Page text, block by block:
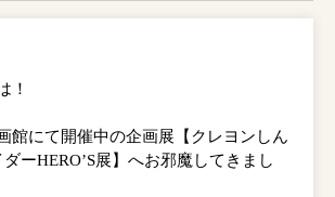
！
館にて開催中の企画展【クレヨンしん
ーHERO’S展】へお邪魔してきまし